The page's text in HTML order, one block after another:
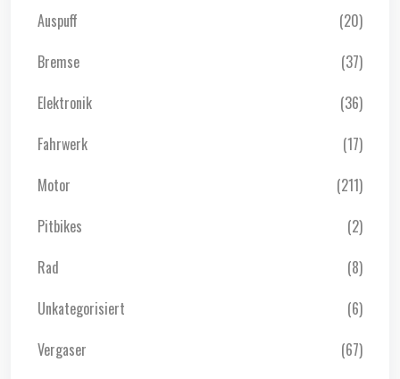
Auspuff
(20)
Bremse
(37)
Elektronik
(36)
Fahrwerk
(17)
Motor
(211)
Pitbikes
(2)
Rad
(8)
Unkategorisiert
(6)
Vergaser
(67)